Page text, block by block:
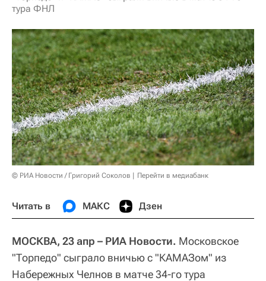
тура ФНЛ
© РИА Новости / Григорий Соколов Перейти в медиабанк
Читать в МАКС Дзен
МОСКВА, 23 апр – РИА Новости. Московское
"Торпедо" сыграло вничью с "КАМАЗом" из
Набережных Челнов в матче 34-го тура